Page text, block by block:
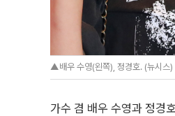
▲배우 수영(왼쪽), 정경호. (뉴시스)
가수 겸 배우 수영과 정경